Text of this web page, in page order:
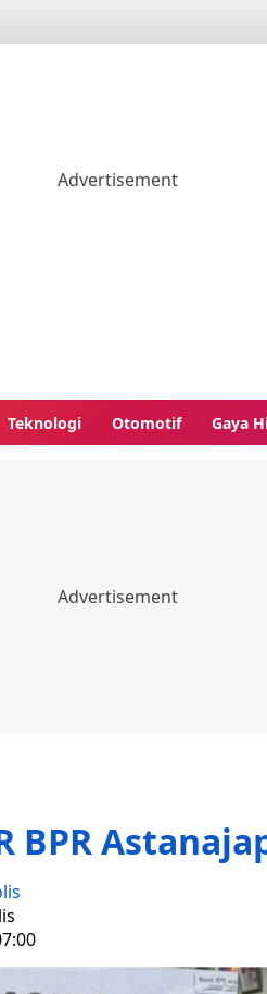
Teknologi Otomotif Gaya
BPR